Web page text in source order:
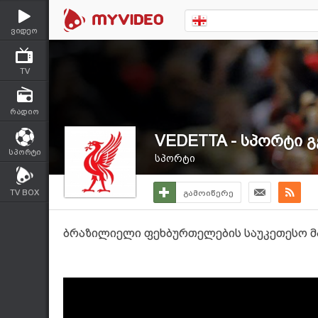
ვიდეო
TV
რადიო
სპორტი
TV BOX
VEDETTA - სპორტი
სპორტი
გამოიწერე
ბრაზილიელი ფეხბურთელების საუკეთესო